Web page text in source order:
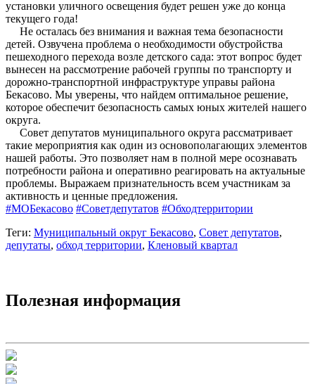
установки уличного освещения будет решен уже до конца
текущего года!
Не осталась без внимания и важная тема безопасности
детей. Озвучена проблема о необходимости обустройства
пешеходного перехода возле детского сада: этот вопрос будет
вынесен на рассмотрение рабочей группы по транспорту и
дорожно-транспортной инфраструктуре управы района
Бекасово. Мы уверены, что найдем оптимальное решение,
которое обеспечит безопасность самых юных жителей нашего
округа.
Совет депутатов муниципального округа рассматривает
такие мероприятия как один из основополагающих элементов
нашей работы. Это позволяет нам в полной мере осознавать
потребности района и оперативно реагировать на актуальные
проблемы. Выражаем признательность всем участникам за
активность и ценные предложения.
#МОБекасово #Советдепутатов #Обходтерритории
Теги: Муниципальный округ Бекасово, Совет депутатов,
депутаты, обход территории, Кленовый квартал
Полезная информация